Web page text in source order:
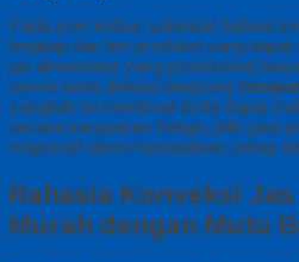
Pada poin kedua, yakinkan bahwa
lengkap dan tim produksi yang
jas almamater yang profesional
survei serta diskusi langsung
Langkah ini membuat Anda dapat
secara transparan Ketiga, pilih jasa
responsif demi memastikan setiap
Rahasia Konveksi
Murah dengan Mutu